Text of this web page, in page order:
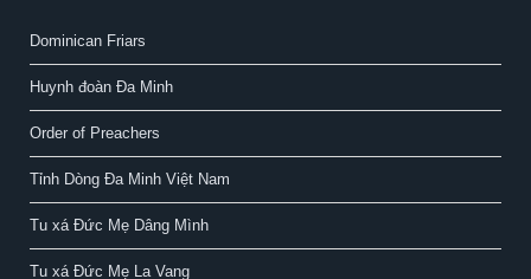
Dominican Friars
Huynh đoàn Đa Minh
Order of Preachers
Tỉnh Dòng Đa Minh Việt Nam
Tu xá Đức Mẹ Dâng Mình
Tu xá Đức Mẹ La Vang